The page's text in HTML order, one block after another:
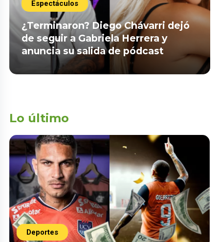
Espectáculos
¿Terminaron? Diego Chávarri dejó
de seguir a Gabriela Herrera y
anuncia su salida de pódcast
Lo último
Deportes